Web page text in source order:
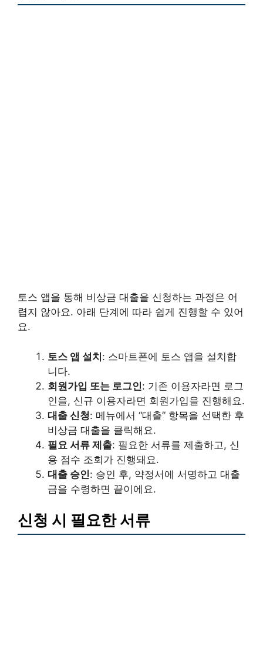
토스 앱을 통해 비상금 대출을 신청하는 과정은 어
렵지 않아요. 아래 단계에 따라 쉽게 진행할 수 있어
요.
토스 앱 설치: 스마트폰에 토스 앱을 설치합
니다.
회원가입 또는 로그인: 기존 이용자라면 로그
인을, 신규 이용자라면 회원가입을 진행해요.
대출 신청: 메뉴에서 “대출” 항목을 선택한 후
비상금 대출을 클릭해요.
필요 서류 제출: 필요한 서류를 제출하고, 신
용 점수 조회가 진행돼요.
대출 승인: 승인 후, 약정서에 서명하고 대출
금을 수령하면 끝이에요.
신청 시 필요한 서류